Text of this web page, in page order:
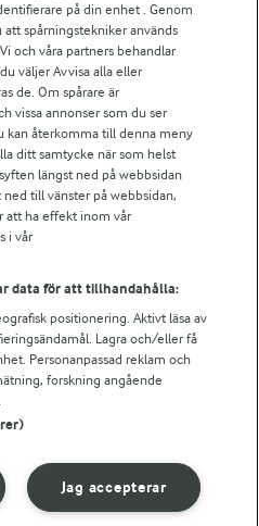
på din enhet . Genom
att spårningstekniker används
och våra partners behandlar
väljer Avvisa alla eller
de. Om spårare är
vissa annonser som du ser
kan återkomma till denna meny
ditt samtycke när som helst
längst ned på webbsidan
till vänster på webbsidan,
att ha effekt inom vår
i vår
data för att tillhandahålla:
positionering. Aktivt läsa av
Lagra och/eller få
Personanpassad reklam och
forskning angående
Jag accepterar